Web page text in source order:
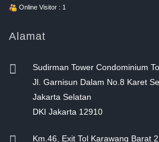
Online Visitor : 1
Alamat
Sudirman Tower Condominium
Jl. Garnisun Dalam No.8 Karet
Jakarta Selatan
DKI Jakarta 12910
Km.46, Exit Tol Karawang Barat